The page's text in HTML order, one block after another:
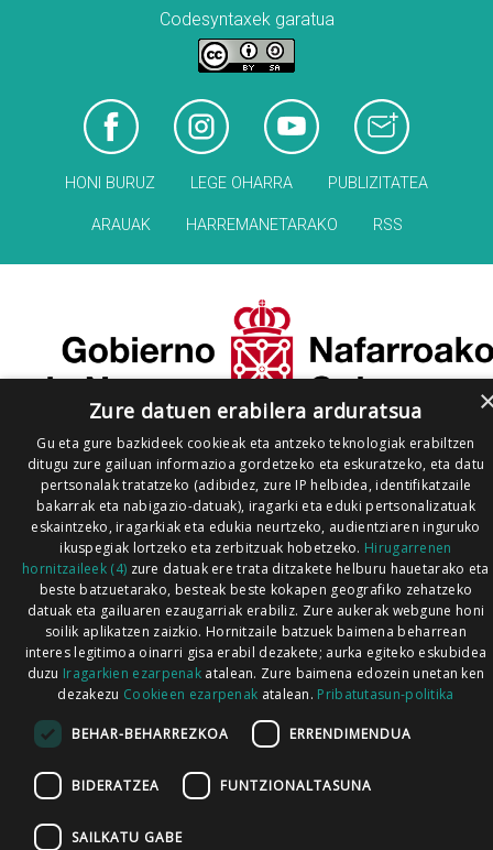
Codesyntaxek garatua
HONI BURUZ LEGE OHARRA PUBLIZITATEA
ARAUAK HARREMANETARAKO RSS
Zure datuen erabilera arduratsua
Gu eta gure bazkideek cookieak eta antzeko teknologiak erabiltzen
ditugu zure gailuan informazioa gordetzeko eta eskuratzeko, eta datu
pertsonalak tratatzeko (adibidez, zure IP helbidea, identifikatzaile
bakarrak eta nabigazio-datuak), iragarki eta eduki pertsonalizatuak
eskaintzeko, iragarkiak eta edukia neurtzeko, audientziaren inguruko
ikuspegiak lortzeko eta zerbitzuak hobetzeko. Hirugarrenen
hornitzaileek (4) zure datuak ere trata ditzakete helburu hauetarako eta
beste batzuetarako, besteak beste kokapen geografiko zehatzeko
datuak eta gailuaren ezaugarriak erabiliz. Zure aukerak webgune honi
soilik aplikatzen zaizkio. Hornitzaile batzuek baimena beharrean
interes legitimoa oinarri gisa erabil dezakete; aurka egiteko eskubidea
duzu Iragarkien ezarpenak atalean. Zure baimena edozein unetan ken
dezakezu Cookieen ezarpenak atalean. Pribatutasun-politika
BEHAR-BEHARREZKOA ERRENDIMENDUA
BIDERATZEA FUNTZIONALTASUNA
SAILKATU GABE